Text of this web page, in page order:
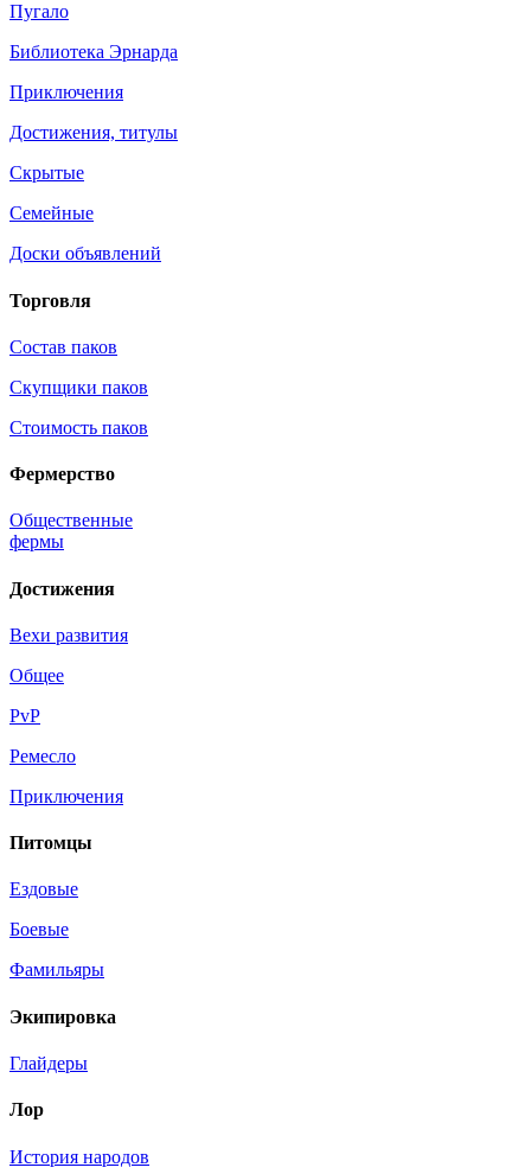
Пугало
Библиотека Эрнарда
Приключения
Достижения, титулы
Скрытые
Семейные
Доски объявлений
Торговля
Состав паков
Скупщики паков
Стоимость паков
Фермерство
Общественные
фермы
Достижения
Вехи развития
Общее
PvP
Ремесло
Приключения
Питомцы
Ездовые
Боевые
Фамильяры
Экипировка
Глайдеры
Лор
История народов